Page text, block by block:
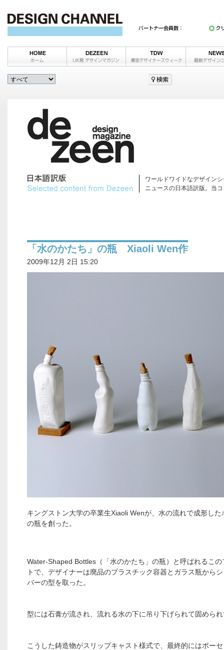
ワールドワイドなデザイン
ニュースの日本語訳版。当
「水のかたち」の瓶 Xiaoli Wen作
2009年12月 2日 15:20
キングストン大学の卒業生Xiaoli Wenが、水の流れで成形した
の瓶を創った。
Water-Shaped Bottles（「水のかたち」の瓶）と呼ばれるこの
トで、デザイナーは廃品のプラスチック容器とガラス瓶から
バーの型を取った。
型には石膏が流され、流れる水の下に吊り下げられて固めら
こうした鋳造物がスリップキャスト様式で、最終的にはポー